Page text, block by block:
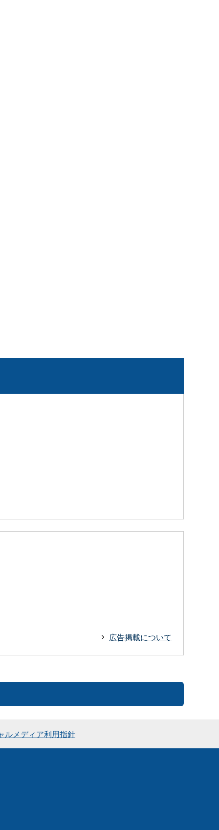
広告掲載について
ルメディア利用指針